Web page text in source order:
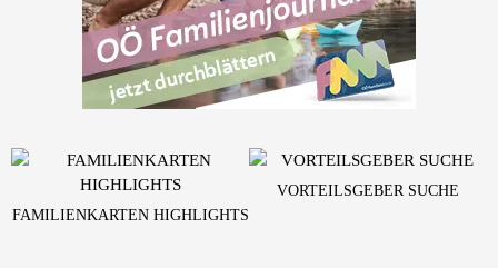
FAMILIENKARTEN HIGHLIGHTS
VORTEILSGEBER SUCHE